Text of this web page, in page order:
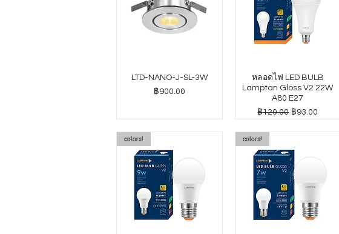
LTD-NANO-J-SL-3W
ราคา
฿900.00
หลอดไฟ LED BULB
Lamptan Gloss V2 22W
A80 E27
ราคาปกติ
฿120.00 ราคาขายลด
฿93.00
colors! colors!